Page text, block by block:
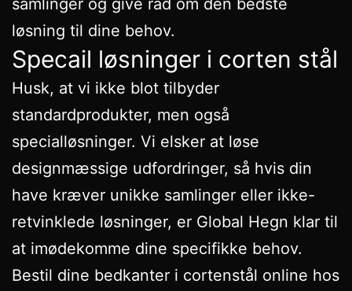
løsning til dine behov.
Specail løsninger i corten stål
Husk, at vi ikke blot tilbyder
standardprodukter, men også
specialløsninger. Vi elsker at løse
designmæssige udfordringer, så hvis din
have kræver unikke samlinger eller ikke-
retvinklede løsninger, er Global Hegn klar til
at imødekomme dine specifikke behov.
Bestil dine bedkanter i cortenstål online hos